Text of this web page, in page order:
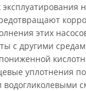
этих
с другими
уплотнения